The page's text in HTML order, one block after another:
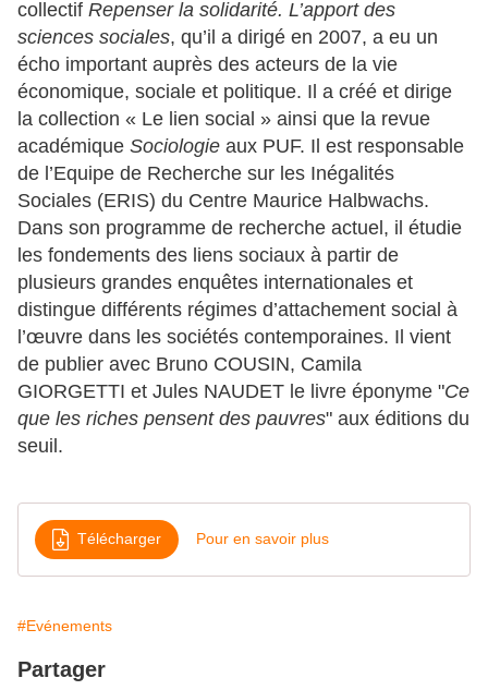
collectif Repenser la solidarité. L’apport des
sciences sociales, qu’il a dirigé en 2007, a eu un
écho important auprès des acteurs de la vie
économique, sociale et politique. Il a créé et dirige
la collection « Le lien social » ainsi que la revue
académique Sociologie aux PUF. Il est responsable
de l’Equipe de Recherche sur les Inégalités
Sociales (ERIS) du Centre Maurice Halbwachs.
Dans son programme de recherche actuel, il étudie
les fondements des liens sociaux à partir de
plusieurs grandes enquêtes internationales et
distingue différents régimes d’attachement social à
l’œuvre dans les sociétés contemporaines. Il vient
de publier avec Bruno COUSIN, Camila
GIORGETTI et Jules NAUDET le livre éponyme "Ce
que les riches pensent des pauvres" aux éditions du
seuil.
Télécharger Pour en savoir plus
#Evénements
Partager